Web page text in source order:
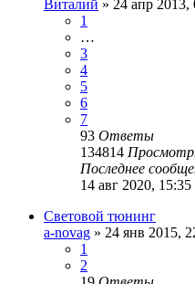
Виталий » 24 апр 2013,
1
…
3
4
5
6
7
93 Ответы
134814
Последнее
14 авг 2020, 15:35
Световой тюнинг
a-novag » 24 янв 2015,
1
2